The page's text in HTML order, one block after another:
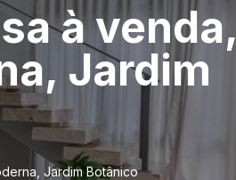
à venda,
Jardim
Jardim Botânico